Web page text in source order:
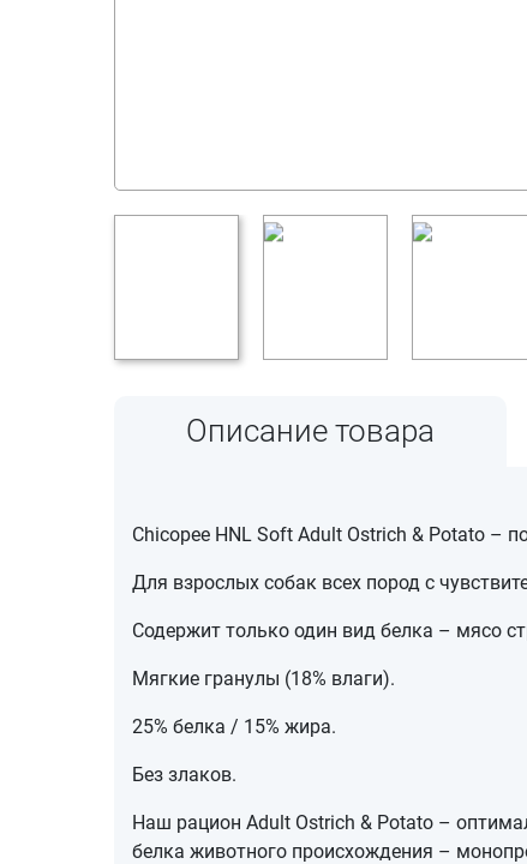
Описание товара
Chicopee HNL Soft Adult Ostrich & Potato –
Для взрослых собак всех пород с
Содержит только один вид белка – мясо
Мягкие гранулы (18% влаги).
25% белка / 15% жира.
Без злаков.
Наш рацион Adult Ostrich & Potato –
белка животного происхождения –